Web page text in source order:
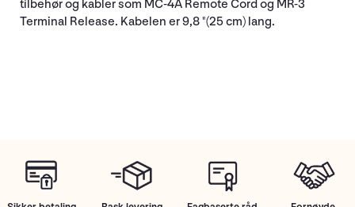
tilbehør og kabler som MC-4A Remote Cord og MR-3
Terminal Release. Kabelen er 9,8 "(25 cm) lang.